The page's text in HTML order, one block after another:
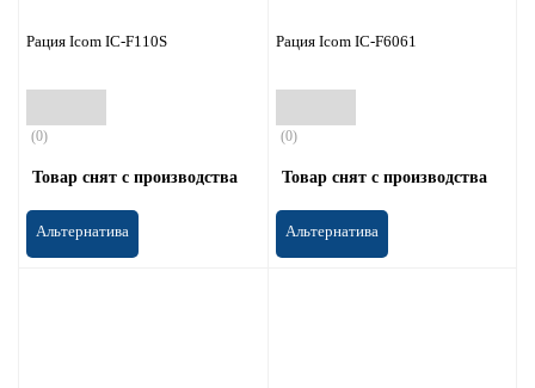
Рация Icom IC-F110S
(0)
Товар снят с производства
Альтернатива
Рация Icom IC-F6061
(0)
Товар снят с производства
Альтернатива